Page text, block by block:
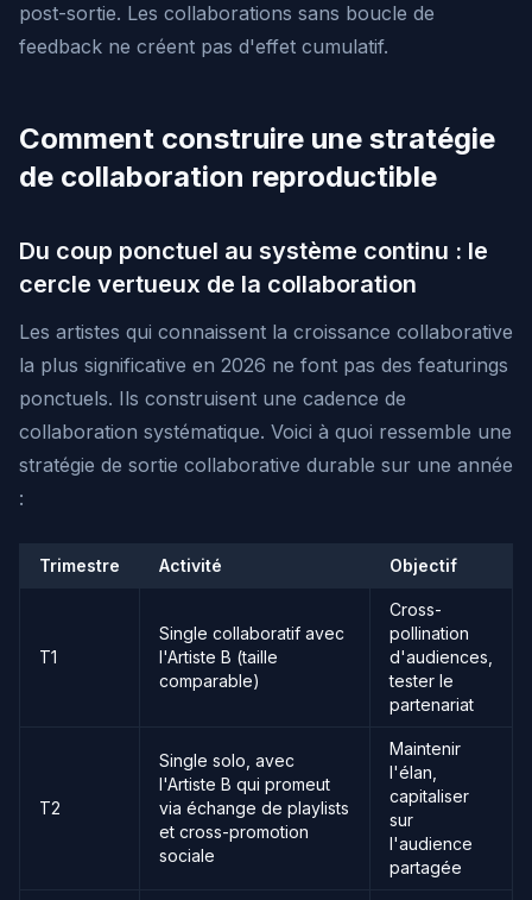
post-sortie. Les collaborations sans boucle de
feedback ne créent pas d'effet cumulatif.
Comment construire une stratégie
de collaboration reproductible
Du coup ponctuel au système continu : le
cercle vertueux de la collaboration
Les artistes qui connaissent la croissance collaborative
la plus significative en 2026 ne font pas des featurings
ponctuels. Ils construisent une cadence de
collaboration systématique. Voici à quoi ressemble une
stratégie de sortie collaborative durable sur une année
:
Trimestre Activité Objectif
T1
Single collaboratif avec
l'Artiste B (taille
comparable)
Cross-
pollination
d'audiences,
tester le
partenariat
T2
Single solo, avec
l'Artiste B qui promeut
via échange de playlists
et cross-promotion
sociale
Maintenir
l'élan,
capitaliser
sur
l'audience
partagée